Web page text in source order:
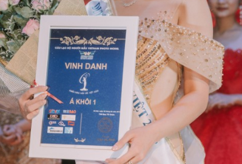
đại ồn ào
tham quan Biwase E.T.S: Khẳng định vai
trong bảo vệ môi trường